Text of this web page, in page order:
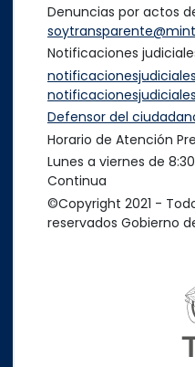
Denuncias por actos
Notificaciones
Defensor del
Horario de Atención
Lunes a viernes de
Continua
©Copyright 2021 -
reservados Gobierno